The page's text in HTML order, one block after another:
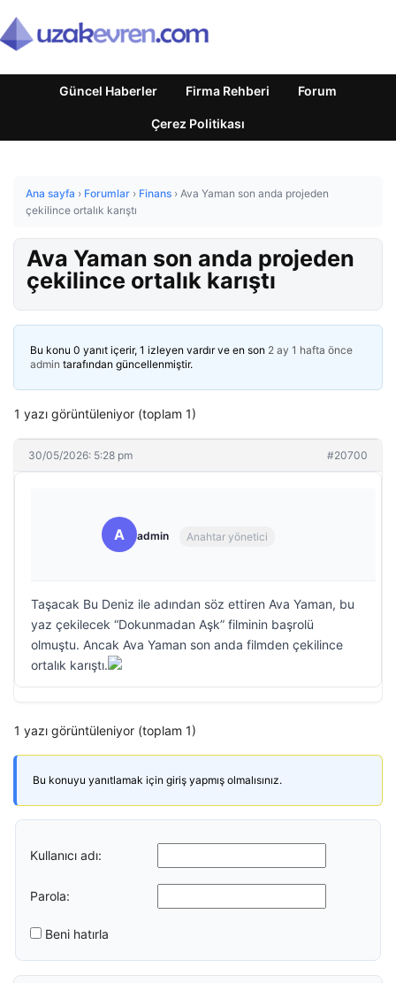
Güncel Haberler Firma Rehberi Forum
Çerez Politikası
Ana sayfa › Forumlar › Finans › Ava Yaman son anda projeden
çekilince ortalık karıştı
Ava Yaman son anda projeden
çekilince ortalık karıştı
Bu konu 0 yanıt içerir, 1 izleyen vardır ve en son 2 ay 1 hafta önce
admin tarafından güncellenmiştir.
1 yazı görüntüleniyor (toplam 1)
30/05/2026: 5:28 pm #20700
A admin Anahtar yönetici
Taşacak Bu Deniz ile adından söz ettiren Ava Yaman, bu
yaz çekilecek “Dokunmadan Aşk” filminin başrolü
olmuştu. Ancak Ava Yaman son anda filmden çekilince
ortalık karıştı.
1 yazı görüntüleniyor (toplam 1)
Bu konuyu yanıtlamak için giriş yapmış olmalısınız.
Kullanıcı adı:
Parola:
Beni hatırla